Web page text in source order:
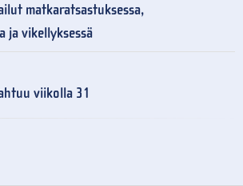
matkaratsastuksessa,
ja vikellyksessä
viikolla 31